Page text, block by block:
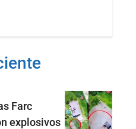
Farc
explosivos